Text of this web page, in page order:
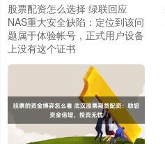
股票配资怎么选择 绿联回应
NAS重大安全缺陷：定位到该问
题属于体验帐号，正式用户设备
上没有这个证书